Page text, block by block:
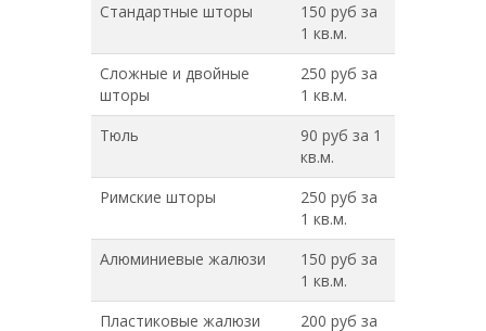
Стандартные шторы
150 руб за
1 кв.м.
Сложные и двойные
шторы
250 руб за
1 кв.м.
Тюль
90 руб за 1
кв.м.
Римские шторы
250 руб за
1 кв.м.
Алюминиевые жалюзи
150 руб за
1 кв.м.
Пластиковые жалюзи
200 руб за